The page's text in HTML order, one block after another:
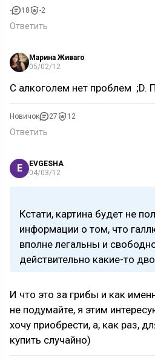
- 18 -2
Ответить
Марина Живаго
05/02/12
С алкоголем нет проблем ;D.
Новичок 27 12
Ответить
E
EVGESHA
04/03/12
Кстати, картина будет не
информации о том, что
вполне легальны и
действительно какие-то
И что это за грибы и как
не подумайте, я этим
хочу приобрести, а, как раз,
купить случайно)